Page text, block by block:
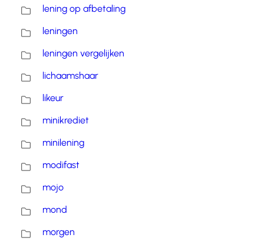
lening op afbetaling
leningen
leningen vergelijken
lichaamshaar
likeur
minikrediet
minilening
modifast
mojo
mond
morgen